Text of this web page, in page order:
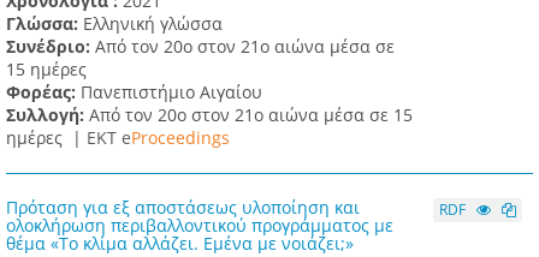
Γλώσσα: Ελληνική γλώσσα
Συνέδριο: Από τον 20ο στον 21ο αιώνα μέσα σε
15 ημέρες
Φορέας: Πανεπιστήμιο Αιγαίου
Συλλογή: Από τον 20ο στον 21ο αιώνα μέσα σε 15
ημέρες | ΕΚΤ eProceedings
Πρόταση για εξ αποστάσεως υλοποίηση και
ολοκλήρωση περιβαλλοντικού προγράμματος με
θέμα «Το κλίμα αλλάζει. Εμένα με νοιάζει;»
RDF